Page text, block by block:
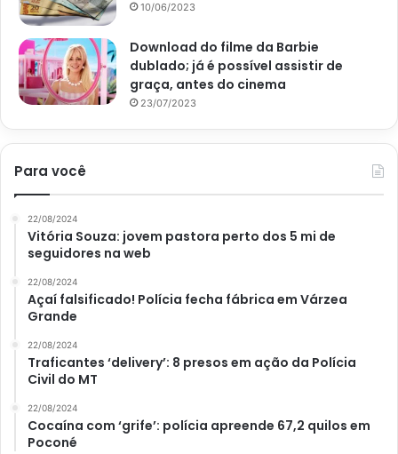
10/06/2023
Download do filme da Barbie
dublado; já é possível assistir de
graça, antes do cinema
23/07/2023
Para você
22/08/2024
Vitória Souza: jovem pastora perto dos 5 mi de
seguidores na web
22/08/2024
Açaí falsificado! Polícia fecha fábrica em Várzea
Grande
22/08/2024
Traficantes ‘delivery’: 8 presos em ação da Polícia
Civil do MT
22/08/2024
Cocaína com ‘grife’: polícia apreende 67,2 quilos em
Poconé